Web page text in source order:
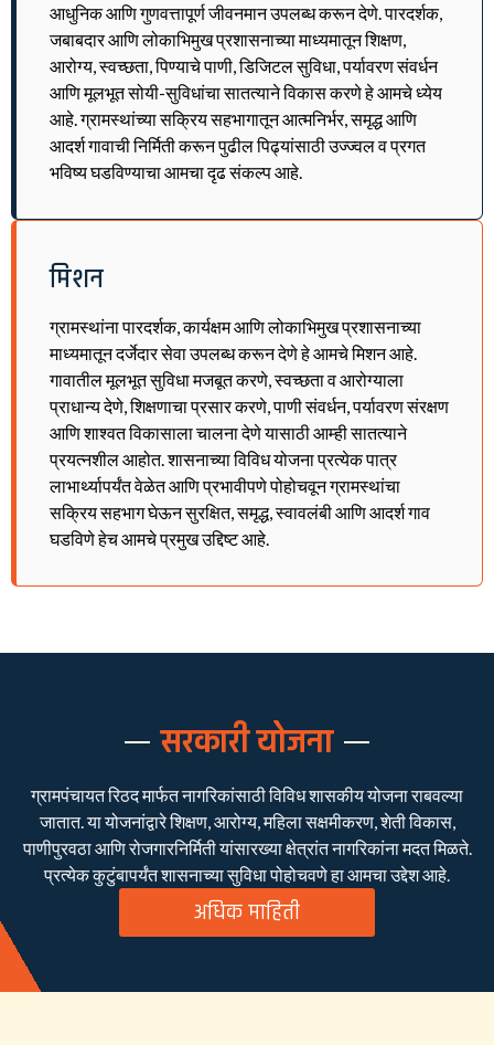
आधुनिक आणि गुणवत्तापूर्ण जीवनमान उपलब्ध करून देणे. पारदर्शक,
जबाबदार आणि लोकाभिमुख प्रशासनाच्या माध्यमातून शिक्षण,
आरोग्य, स्वच्छता, पिण्याचे पाणी, डिजिटल सुविधा, पर्यावरण संवर्धन
आणि मूलभूत सोयी-सुविधांचा सातत्याने विकास करणे हे आमचे ध्येय
आहे. ग्रामस्थांच्या सक्रिय सहभागातून आत्मनिर्भर, समृद्ध आणि
आदर्श गावाची निर्मिती करून पुढील पिढ्यांसाठी उज्ज्वल व प्रगत
भविष्य घडविण्याचा आमचा दृढ संकल्प आहे.
मिशन
ग्रामस्थांना पारदर्शक, कार्यक्षम आणि लोकाभिमुख प्रशासनाच्या
माध्यमातून दर्जेदार सेवा उपलब्ध करून देणे हे आमचे मिशन आहे.
गावातील मूलभूत सुविधा मजबूत करणे, स्वच्छता व आरोग्याला
प्राधान्य देणे, शिक्षणाचा प्रसार करणे, पाणी संवर्धन, पर्यावरण संरक्षण
आणि शाश्वत विकासाला चालना देणे यासाठी आम्ही सातत्याने
प्रयत्नशील आहोत. शासनाच्या विविध योजना प्रत्येक पात्र
लाभार्थ्यापर्यंत वेळेत आणि प्रभावीपणे पोहोचवून ग्रामस्थांचा
सक्रिय सहभाग घेऊन सुरक्षित, समृद्ध, स्वावलंबी आणि आदर्श गाव
घडविणे हेच आमचे प्रमुख उद्दिष्ट आहे.
सरकारी योजना
ग्रामपंचायत रिठद मार्फत नागरिकांसाठी विविध शासकीय योजना राबवल्या
जातात. या योजनांद्वारे शिक्षण, आरोग्य, महिला सक्षमीकरण, शेती विकास,
पाणीपुरवठा आणि रोजगारनिर्मिती यांसारख्या क्षेत्रांत नागरिकांना मदत मिळते.
प्रत्येक कुटुंबापर्यंत शासनाच्या सुविधा पोहोचवणे हा आमचा उद्देश आहे.
अधिक माहिती